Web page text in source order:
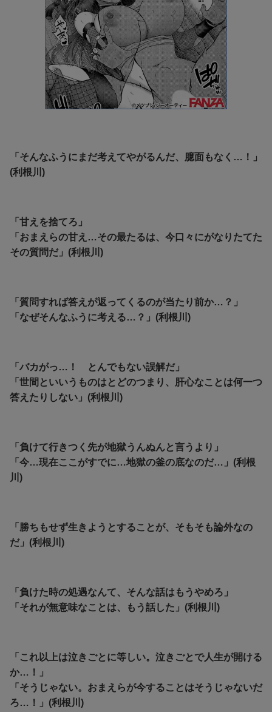
「そんなふうにまだ考えてやがるんだ、臆面もなく…！」
(利根川)
「甘えを捨てろ」
「おまえらの甘え…その最たるは、今口々にがなりたてた
その質問だ」(利根川)
「質問すれば答えが返ってくるのが当たり前か…？」
「なぜそんなふうに考える…？」(利根川)
「バカがっ…！ とんでもない誤解だ」
「世間といいうものはとどのつまり、肝心なことは何一つ
答えたりしない」(利根川)
「負けて行きつく先が地獄うんぬんと言うより」
「今…現在ここがすでに…地獄の釜の底なのだ…」(利根
川)
「勝ちもせず生きようとすることが、そもそも論外なの
だ」(利根川)
「負けた時の処遇なんて、そんな話はもうやめろ」
「それが無意味なことは、もう話した」(利根川)
「これ以上は泣きごとに等しい。 泣きごとで人生が開ける
か…！」
「そうじゃない。おまえらが今することはそうじゃないだ
ろ…！」(利根川)